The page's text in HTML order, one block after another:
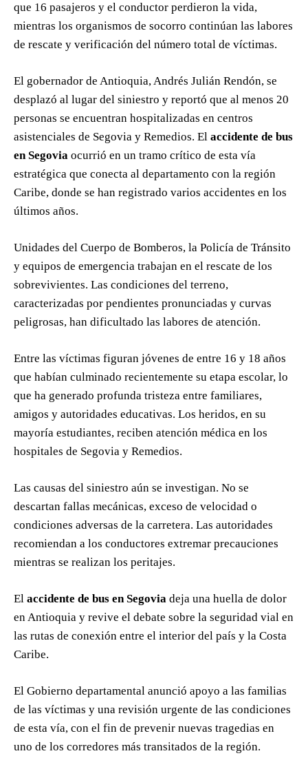
que 16 pasajeros y el conductor perdieron la vida,
mientras los organismos de socorro continúan las labores
de rescate y verificación del número total de víctimas.
El gobernador de Antioquia, Andrés Julián Rendón, se
desplazó al lugar del siniestro y reportó que al menos 20
personas se encuentran hospitalizadas en centros
asistenciales de Segovia y Remedios. El accidente de bus
en Segovia ocurrió en un tramo crítico de esta vía
estratégica que conecta al departamento con la región
Caribe, donde se han registrado varios accidentes en los
últimos años.
Unidades del Cuerpo de Bomberos, la Policía de Tránsito
y equipos de emergencia trabajan en el rescate de los
sobrevivientes. Las condiciones del terreno,
caracterizadas por pendientes pronunciadas y curvas
peligrosas, han dificultado las labores de atención.
Entre las víctimas figuran jóvenes de entre 16 y 18 años
que habían culminado recientemente su etapa escolar, lo
que ha generado profunda tristeza entre familiares,
amigos y autoridades educativas. Los heridos, en su
mayoría estudiantes, reciben atención médica en los
hospitales de Segovia y Remedios.
Las causas del siniestro aún se investigan. No se
descartan fallas mecánicas, exceso de velocidad o
condiciones adversas de la carretera. Las autoridades
recomiendan a los conductores extremar precauciones
mientras se realizan los peritajes.
El accidente de bus en Segovia deja una huella de dolor
en Antioquia y revive el debate sobre la seguridad vial en
las rutas de conexión entre el interior del país y la Costa
Caribe.
El Gobierno departamental anunció apoyo a las familias
de las víctimas y una revisión urgente de las condiciones
de esta vía, con el fin de prevenir nuevas tragedias en
uno de los corredores más transitados de la región.